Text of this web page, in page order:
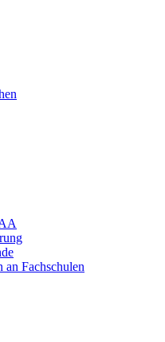
Fachschulen